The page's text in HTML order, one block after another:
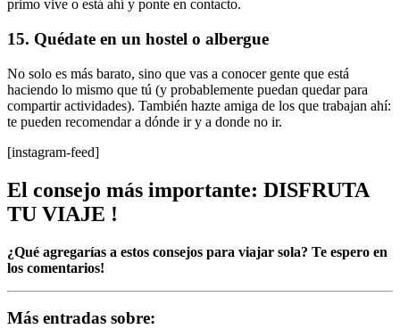
primo vive o está ahí y ponte en contacto.
15. Quédate en un hostel o albergue
No solo es más barato, sino que vas a conocer gente que está
haciendo lo mismo que tú (y probablemente puedan quedar para
compartir actividades). También hazte amiga de los que trabajan ahí:
te pueden recomendar a dónde ir y a donde no ir.
[instagram-feed]
El consejo más importante: DISFRUTA
TU VIAJE !
¿Qué agregarías a estos consejos para viajar sola? Te espero en
los comentarios!
Más entradas sobre: